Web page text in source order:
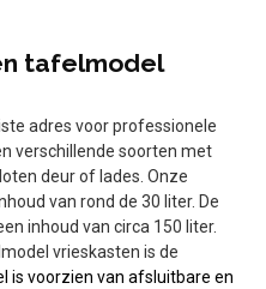
tafelmodel
adres voor professionele
verschillende soorten met
deur of lades. Onze
van rond de 30 liter. De
inhoud van circa 150 liter.
vrieskasten is de
is voorzien van afsluitbare en